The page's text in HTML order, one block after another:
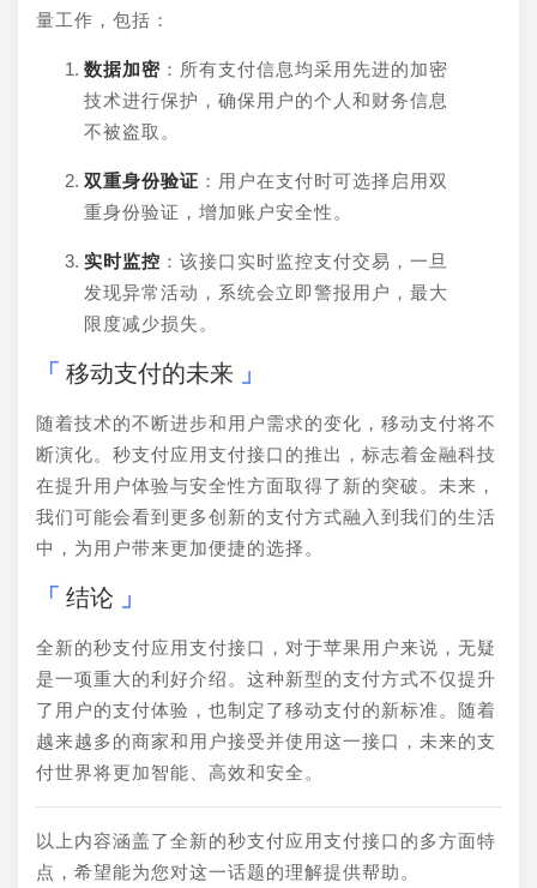
量工作，包括：
数据加密 ：所有支付信息均采用先进的加密
技术进行保护，确保用户的个人和财务信息
不被盗取。
双重身份验证 ：用户在支付时可选择启用双
重身份验证，增加账户安全性。
实时监控 ：该接口实时监控支付交易，一旦
发现异常活动，系统会立即警报用户，最大
限度减少损失。
移动支付的未来
随着技术的不断进步和用户需求的变化，移动支付将不
断演化。秒支付应用支付接口的推出，标志着金融科技
在提升用户体验与安全性方面取得了新的突破。未来，
我们可能会看到更多创新的支付方式融入到我们的生活
中，为用户带来更加便捷的选择。
结论
全新的秒支付应用支付接口，对于苹果用户来说，无疑
是一项重大的利好介绍。这种新型的支付方式不仅提升
了用户的支付体验，也制定了移动支付的新标准。随着
越来越多的商家和用户接受并使用这一接口，未来的支
付世界将更加智能、高效和安全。
以上内容涵盖了全新的秒支付应用支付接口的多方面特
点，希望能为您对这一话题的理解提供帮助。